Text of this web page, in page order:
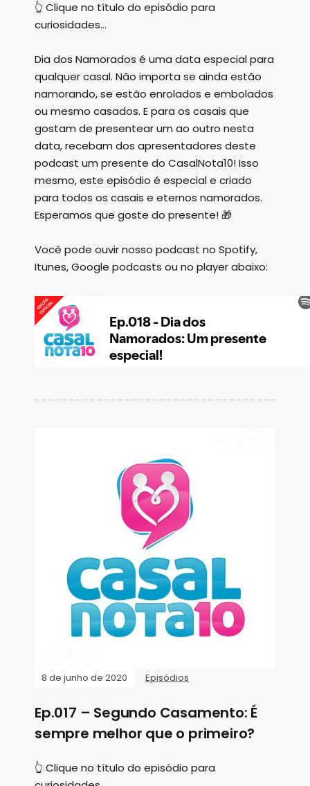
👆 Clique no título do episódio para
curiosidades...
Dia dos Namorados é uma data especial para
qualquer casal. Não importa se ainda estão
namorando, se estão enrolados e embolados
ou mesmo casados. E para os casais que
gostam de presentear um ao outro nesta
data, recebam dos apresentadores deste
podcast um presente do CasalNota10! Isso
mesmo, este episódio é especial e criado
para todos os casais e eternos namorados.
Esperamos que goste do presente! 🎁
Você pode ouvir nosso podcast no Spotify,
Itunes, Google podcasts ou no player abaixo:
8 de junho de 2020 Episódios
Ep.017 – Segundo Casamento: É
sempre melhor que o primeiro?
👆 Clique no título do episódio para